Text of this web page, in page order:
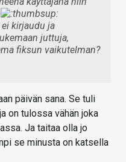
kirjaudu ja
juttuja,
fiksun vaikutelman?
päivän sana. Se tuli
on tulossa vähän joka
Ja taitaa olla jo
se minusta on katsella